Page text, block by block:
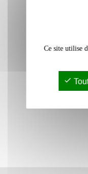
Ce site utilise